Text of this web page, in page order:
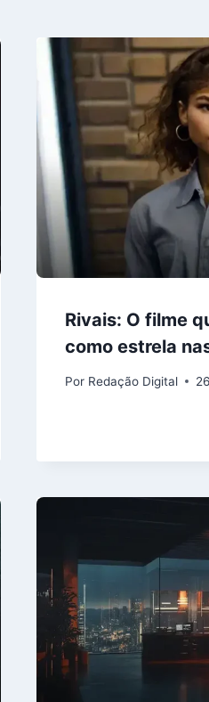
Rivais: O filme
como estrela
Por Redação Digital